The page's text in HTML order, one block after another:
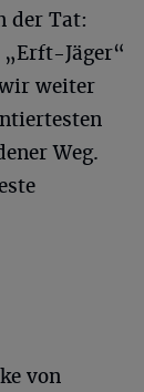
der Tat:
Jäger“
weiter
Weg.
von